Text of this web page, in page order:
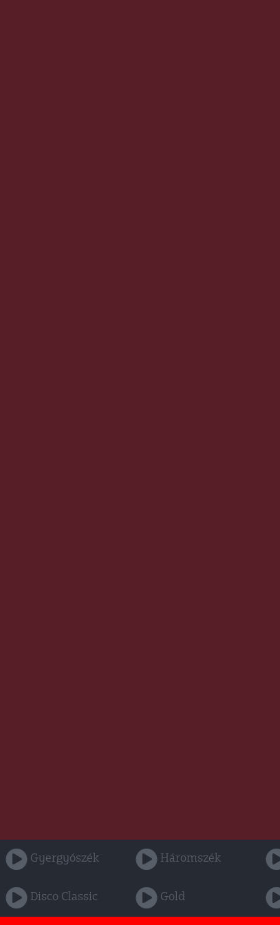
Gyergyószék Háromszék
Disco Classic Gold